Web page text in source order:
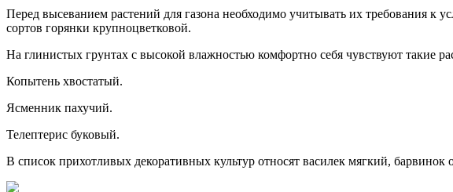
Перед высеванием растений для газона необходимо учитывать их требования к
сортов горянки крупноцветковой.
На глинистых грунтах с высокой влажностью комфортно себя чувствуют такие
Копытень хвостатый.
Ясменник пахучий.
Телептерис буковый.
В список прихотливых декоративных культур относят василек мягкий,